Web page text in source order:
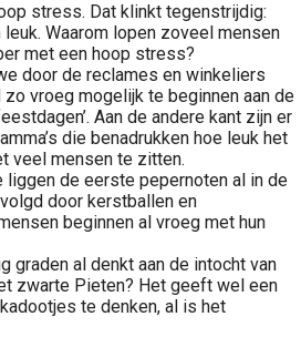
stress. Dat klinkt tegenstrijdig:
Waarom lopen zoveel mensen
met een hoop stress?
door de reclames en winkeliers
vroeg mogelijk te beginnen aan de
Aan de andere kant zijn er
die benadrukken hoe leuk het
veel mensen te zitten.
liggen de eerste pepernoten al in de
door kerstballen en
beginnen al vroeg met hun
graden al denkt aan de intocht van
zwarte Pieten? Het geeft wel een
te denken, al is het